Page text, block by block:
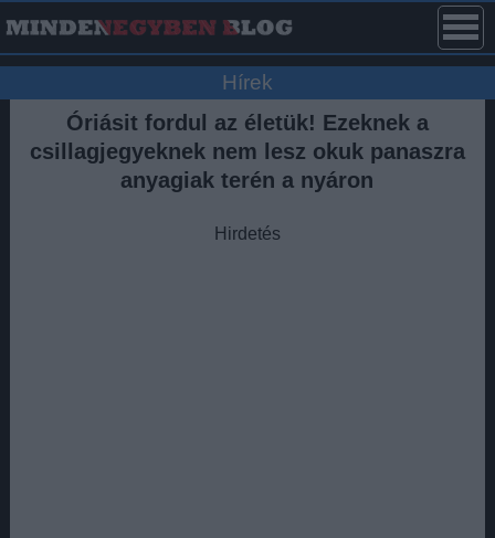
Hírek
Óriásit fordul az életük! Ezeknek a
csillagjegyeknek nem lesz okuk panaszra
anyagiak terén a nyáron
Hirdetés